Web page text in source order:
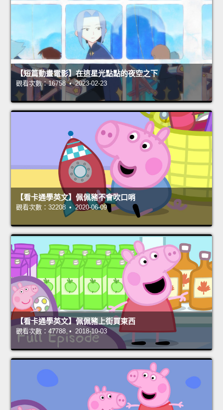
【短篇動畫電影】在這星光點點的夜空之下
觀看次數：16758 • 2023-02-23
【看卡通學英文】佩佩豬不會吹口哨
觀看次數：32208 • 2020-06-09
【看卡通學英文】佩佩豬上街買東西
觀看次數：47788 • 2018-10-03